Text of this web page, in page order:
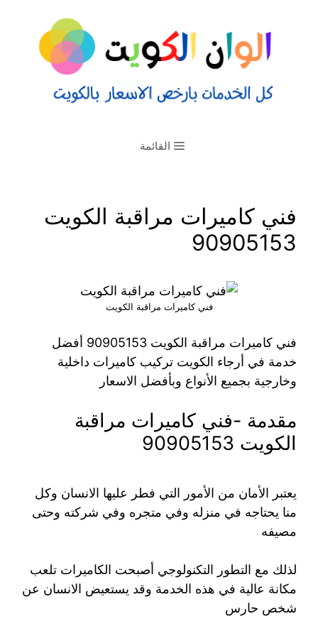
القائمة
فني كاميرات مراقبة الكويت
90905153
فني كاميرات مراقبة الكويت
فني كاميرات مراقبة الكويت 90905153 أفضل
خدمة في أرجاء الكويت تركيب كاميرات داخلية
وخارجية بجميع الأنواع وبأفضل الاسعار
مقدمة -فني كاميرات مراقبة
الكويت 90905153
يعتبر الأمان من الأمور التي فطر عليها الانسان وكل
منا يحتاجه في منزله وفي متجره وفي شركته وحتى
مصيفه
لذلك مع التطور التكنولوجي أصبحت الكاميرات تلعب
مكانة عالية في هذه الخدمة وقد يستعيض الانسان عن
شخص حارس